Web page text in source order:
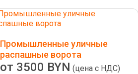
Промышленные уличные
распашные ворота
от 3500 BYN (цена с НДС)